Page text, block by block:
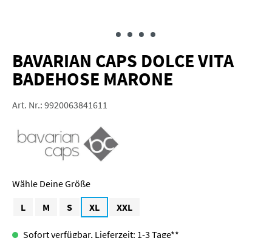
BAVARIAN CAPS DOLCE VITA
BADEHOSE MARONE
Art. Nr.: 9920063841611
Größe
L
M S XL XXL
Sofort verfügbar, Lieferzeit: 1-3 Tage**